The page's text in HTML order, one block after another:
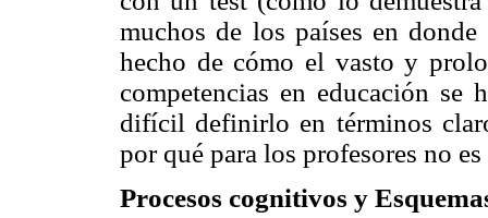
muchos de los países en
hecho de cómo el vasto y
competencias en educación se
difícil definirlo en términos
por qué para los profesores no
Procesos cognitivos y